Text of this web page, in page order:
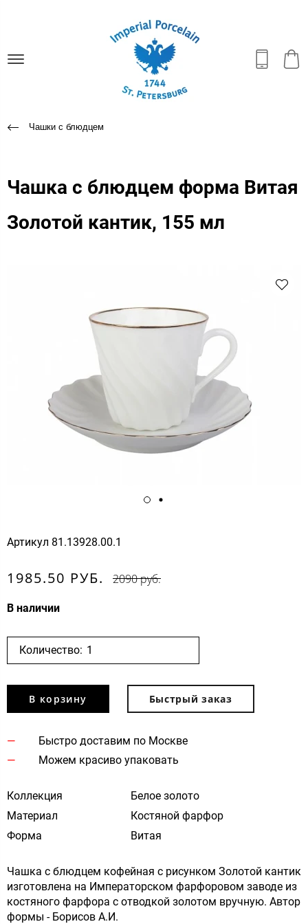
Чашки с блюдцем
Чашка с блюдцем форма Витая
Золотой кантик, 155 мл
Артикул 81.13928.00.1
1985.50 РУБ. 2090 руб.
В наличии
Количество:
В корзину Быстрый заказ
Быстро доставим по Москве
Можем красиво упаковать
Коллекция
Белое золото
Материал
Костяной фарфор
Форма
Витая
Чашка с блюдцем кофейная c рисунком Золотой кантик
изготовлена на Императорском фарфоровом заводе из
костяного фарфора с отводкой золотом вручную. Автор
формы - Борисов А.И.